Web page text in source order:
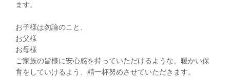
ます。
お子様は勿論のこと、
お父様
お母様
ご家族の皆様に安心感を持っていただけるような、暖かい保
育をしていけるよう、精一杯努めさせていただきます。